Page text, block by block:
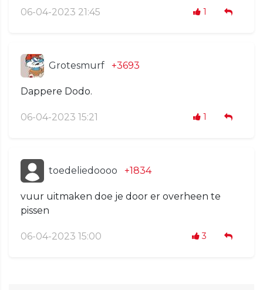
06-04-2023 21:45 1
Grotesmurf +3693
Dappere Dodo.
06-04-2023 15:21 1
toedeliedoooo +1834
vuur uitmaken doe je door er overheen te
pissen
06-04-2023 15:00 3